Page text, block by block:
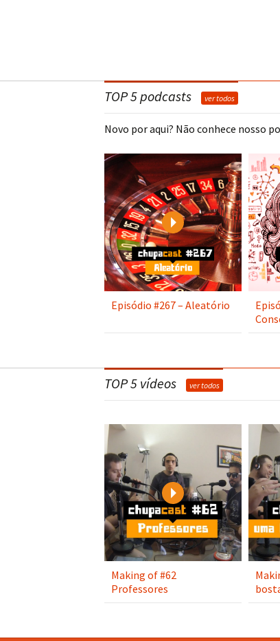
TOP 5 podcasts ver todos
Novo por aqui? Não conhece nosso
Play
Episódio #267 – Aleatório
TOP 5 vídeos ver todos
Play
Making of #62
Professores